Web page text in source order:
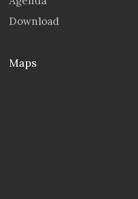
Download
Maps